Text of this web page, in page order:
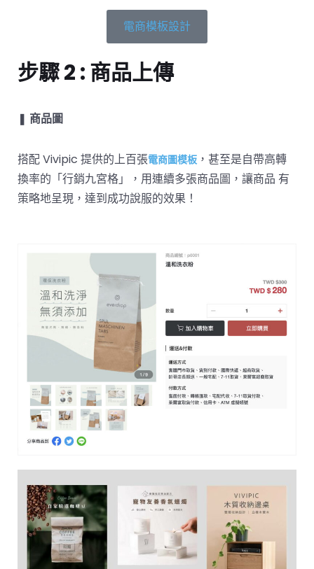
電商模板設計
步驟 2 : 商品上傳
❚ 商品圖
搭配 Vivipic 提供的上百張電商圖模板 ，甚至是自帶高轉
換率的「行銷九宮格」，用連續多張商品圖，讓商品 有
策略地呈現，達到成功說服的效果！